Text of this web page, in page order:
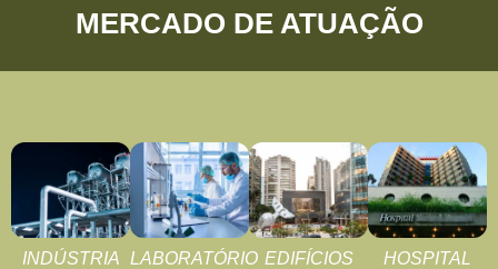
MERCADO DE ATUAÇÃO
INDÚSTRIA LABORATÓRIO EDIFÍCIOS
HOSPITAL